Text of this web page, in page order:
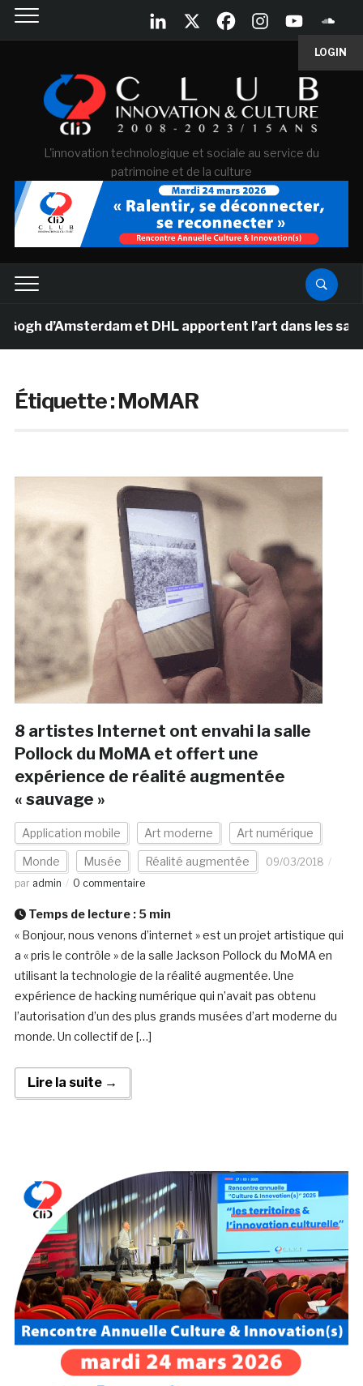
LOGIN
L'innovation technologique et sociale au service du
patrimoine et de la culture
d’Amsterdam et DHL apportent l’art dans les salles
Étiquette :MoMAR
8 artistes Internet ont envahi la salle
Pollock du MoMA et offert une
expérience de réalité augmentée
« sauvage »
Application mobile Art moderne Art numérique
Monde Musée Réalité augmentée
09/03/2018
par admin 0 commentaire
Temps de lecture : 5 min
« Bonjour, nous venons d’internet » est un projet artistique qui
a « pris le contrôle » de la salle Jackson Pollock du MoMA en
utilisant la technologie de la réalité augmentée. Une
expérience de hacking numérique qui n’avait pas obtenu
l’autorisation d’un des plus grands musées d’art moderne du
monde. Un collectif de […]
Lire la suite →